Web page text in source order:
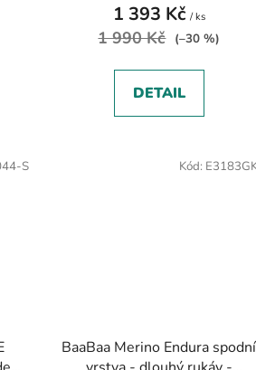
1 393 Kč / ks
1 990 Kč (–30 %)
DETAIL
S
BaaBaa Merino Endura spodní
Kód: